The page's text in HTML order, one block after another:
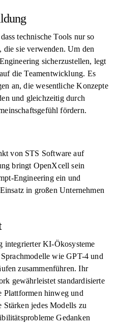
technische Tools nur so
sie verwenden. Um den
sicherzustellen, legt
die Teamentwicklung. Es
an, die wesentliche Konzepte
und gleichzeitig durch
fördern.
von STS Software auf
bringt OpenXcell sein
Engineering ein und
in großen Unternehmen
integrierter KI-Ökosysteme
wie GPT-4 und
zusammenführen. Ihr
gewährleistet standardisierte
Plattformen hinweg und
Stärken jedes Modells zu
Gedanken